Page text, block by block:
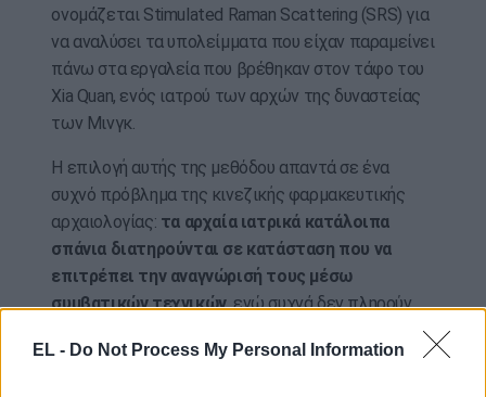
EL - Do Not Process My Personal Information
ονομάζεται Stimulated Raman Scattering (SRS) για
να αναλύσει τα υπολείμματα που είχαν παραμείνει
πάνω στα εργαλεία που βρέθηκαν στον τάφο του
Xia Quan, ενός ιατρού των αρχών της δυναστείας
των Μινγκ.
Η επιλογή αυτής της μεθόδου απαντά σε ένα
συχνό πρόβλημα της κινεζικής φαρμακευτικής
αρχαιολογίας: τα αρχαία ιατρικά κατάλοιπα
σπάνια διατηρούνται σε κατάσταση που να
επιτρέπει την αναγνώρισή τους μέσω
συμβατικών τεχνικών, ενώ συχνά δεν πληρούν
απαιτούν τα συνήθη πρωτόκολλα ανάλυσης.